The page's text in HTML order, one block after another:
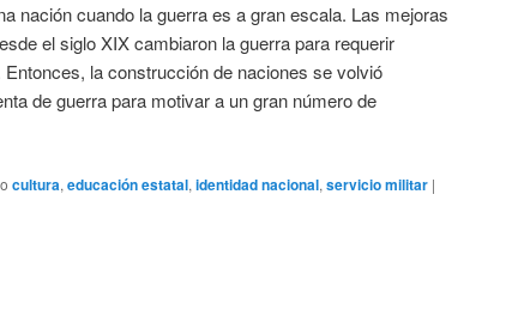
nación cuando la guerra es a gran escala. Las mejoras
el siglo XIX cambiaron la guerra para requerir
la construcción de naciones se volvió
de guerra para motivar a un gran número de
cultura, educación estatal, identidad nacional, servicio militar |